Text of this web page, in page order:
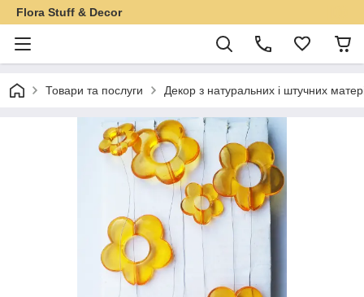
Flora Stuff & Decor
Товари та послуги Декор з натуральних і штучних